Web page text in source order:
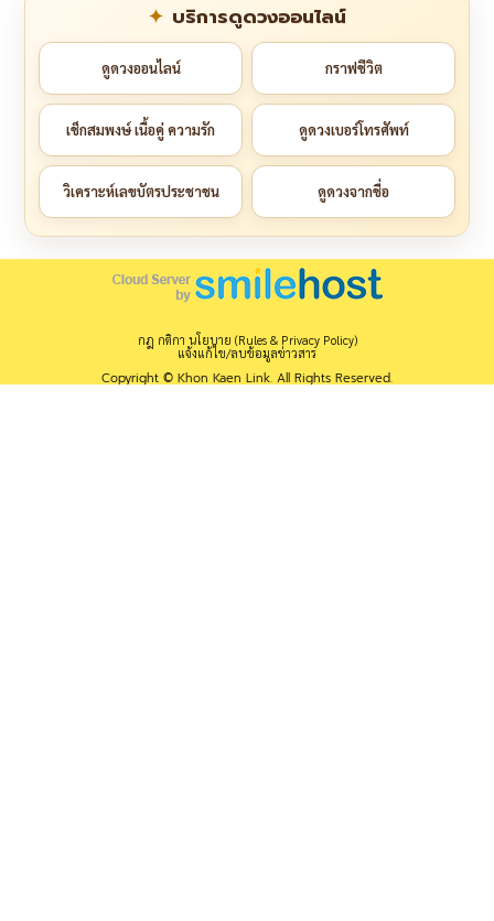
บริการดูดวงออนไลน์
ดูดวงออนไลน์ กราฟชีวิต
เช็กสมพงษ์ เนื้อคู่ ความรัก ดูดวงเบอร์โทรศัพท์
วิเคราะห์เลขบัตรประชาชน ดูดวงจากชื่อ
กฎ กติกา นโยบาย (Rules & Privacy Policy)
แจ้งแก้ไข/ลบข้อมูลข่าวสาร
Copyright © Khon Kaen Link. All Rights Reserved.